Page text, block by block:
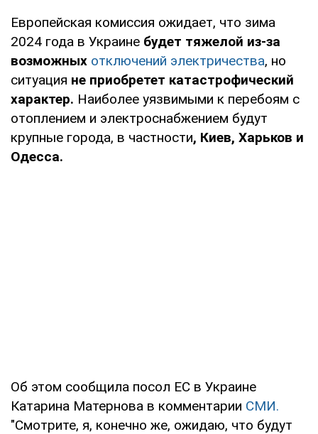
Европейская комиссия ожидает, что зима
2024 года в Украине будет тяжелой из-за
возможных отключений электричества, но
ситуация не приобретет катастрофический
характер. Наиболее уязвимыми к перебоям с
отоплением и электроснабжением будут
крупные города, в частности, Киев, Харьков и
Одесса.
Об этом сообщила посол ЕС в Украине
Катарина Матернова в комментарии СМИ.
"Смотрите, я, конечно же, ожидаю, что будут